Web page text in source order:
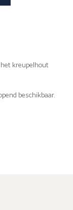
kreupelhout
beschikbaar.